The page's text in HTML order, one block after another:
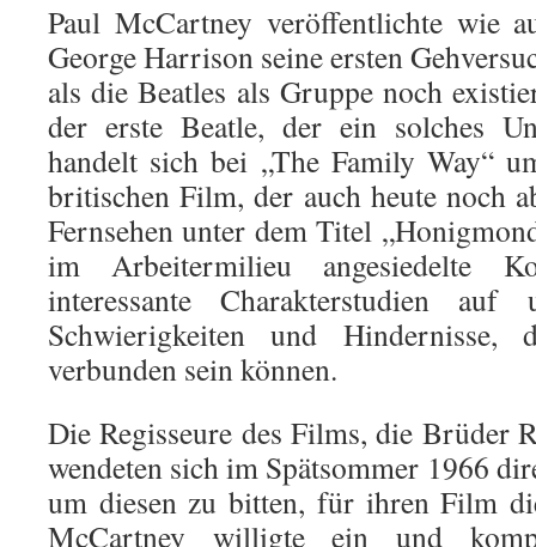
Paul McCartney veröffentlichte wie
George Harrison seine ersten
als die Beatles als Gruppe noch
der erste Beatle, der ein solches
handelt sich bei „The Family Way“
britischen Film, der auch heute noch
Fernsehen unter dem Titel
im Arbeitermilieu angesiedelte
interessante Charakterstudien
Schwierigkeiten und
verbunden sein können.
Die Regisseure des Films, die Brüder
wendeten sich im Spätsommer 1966
um diesen zu bitten, für ihren Film
McCartney willigte ein und